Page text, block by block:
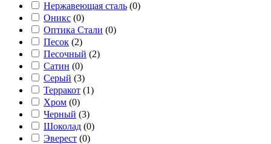
Нержавеющая сталь (0)
Оникс (0)
Оптика Стали (0)
Песок (2)
Песочный (2)
Сатин (0)
Серый (3)
Терракот (1)
Хром (0)
Черный (3)
Шоколад (0)
Эверест (0)